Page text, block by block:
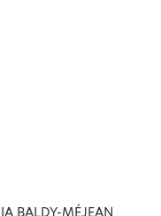
BALDY-MÉJEAN